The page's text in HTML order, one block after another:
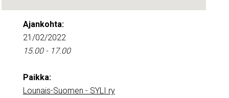
Ajankohta:
21/02/2022
15.00 - 17.00
Paikka:
Lounais-Suomen - SYLI ry